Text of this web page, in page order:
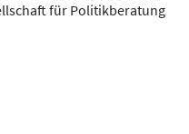
für Politikberatung